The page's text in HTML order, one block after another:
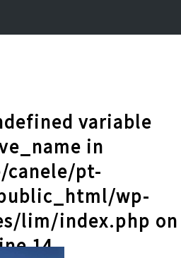
variable
in
canele/pt-
wp-
lim/index.php on
14